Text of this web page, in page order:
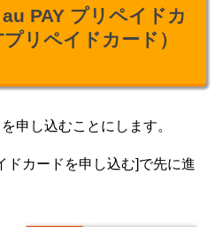
PAY プリペイドカ
リペイドカード）
申し込むことにします。
カードを申し込む]で先に進